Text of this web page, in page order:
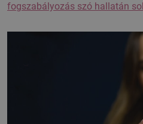
fogszabályozás szó hallatán